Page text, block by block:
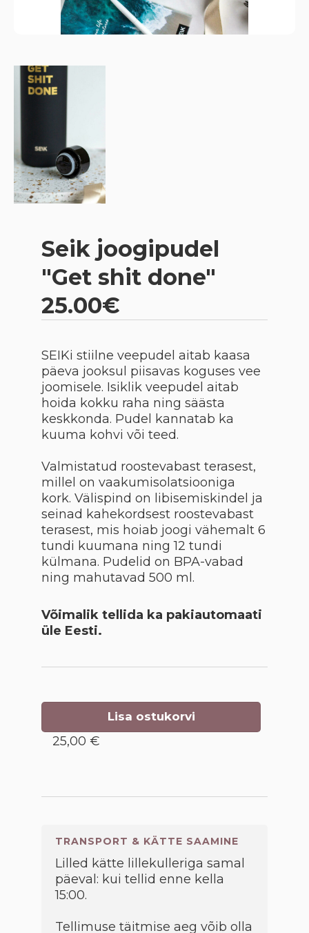
Seik joogipudel
"Get shit done"
25.00€
SEIKi stiilne veepudel aitab kaasa
päeva jooksul piisavas koguses vee
joomisele. Isiklik veepudel aitab
hoida kokku raha ning säästa
keskkonda. Pudel kannatab ka
kuuma kohvi või teed.
Valmistatud roostevabast terasest,
millel on vaakumisolatsiooniga
kork. Välispind on libisemiskindel ja
seinad kahekordsest roostevabast
terasest, mis hoiab joogi vähemalt 6
tundi kuumana ning 12 tundi
külmana. Pudelid on BPA-vabad
ning mahutavad 500 ml.
Võimalik tellida ka pakiautomaati
üle Eesti.
Lisa ostukorvi
25,00 €
TRANSPORT & KÄTTE SAAMINE
Lilled kätte lillekulleriga samal
päeval: kui tellid enne kella
15:00.
Tellimuse täitmise aeg võib olla